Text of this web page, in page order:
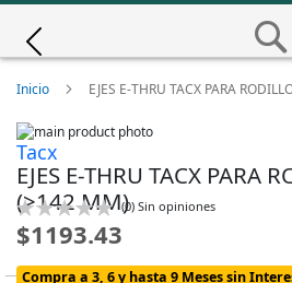
Saltar
Contenido
Inicio EJES E-THRU TACX PARA
Skip
to
the
end
of
the
images
gallery
Skip
to
the
beginning
of
the
images
Tacx
EJES E-THRU TACX PARA
(>142 MM)
Calificación:
% of 100
(0) Sin opiniones
$1193.43
Compra a 3, 6 y hasta 9 Meses sin
Giro
Iscali
Magene
MET